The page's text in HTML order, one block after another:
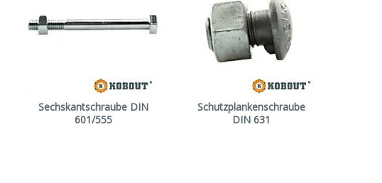
Sechskantschraube DIN
601/555
Schutzplankenschraube
DIN 631